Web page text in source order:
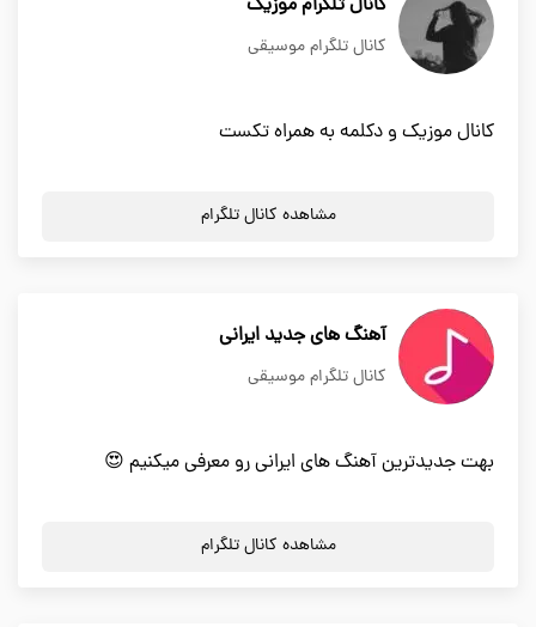
کانال تلگرام موزیک
کانال تلگرام موسیقی
کانال موزیک و دکلمه به همراه تکست
مشاهده کانال تلگرام
آهنگ های جدید ایرانی
کانال تلگرام موسیقی
بهت جدیدترین آهنگ های ایرانی رو معرفی میکنیم 😍
مشاهده کانال تلگرام